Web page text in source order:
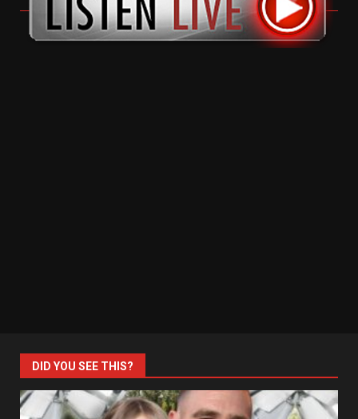
DID YOU SEE THIS?